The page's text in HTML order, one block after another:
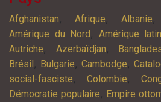
Afghanistan, Afrique, Albanie
Amérique du Nord , Amérique
Autriche, Azerbaïdjan,
Brésil , Bulgarie, Cambodge,
social-fasciste, Colombie,
Démocratie populaire, Empire